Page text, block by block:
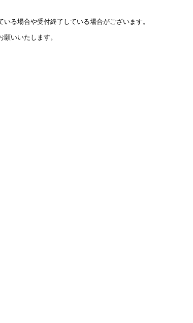
る場合や受付終了している場合がございます。
いいたします。